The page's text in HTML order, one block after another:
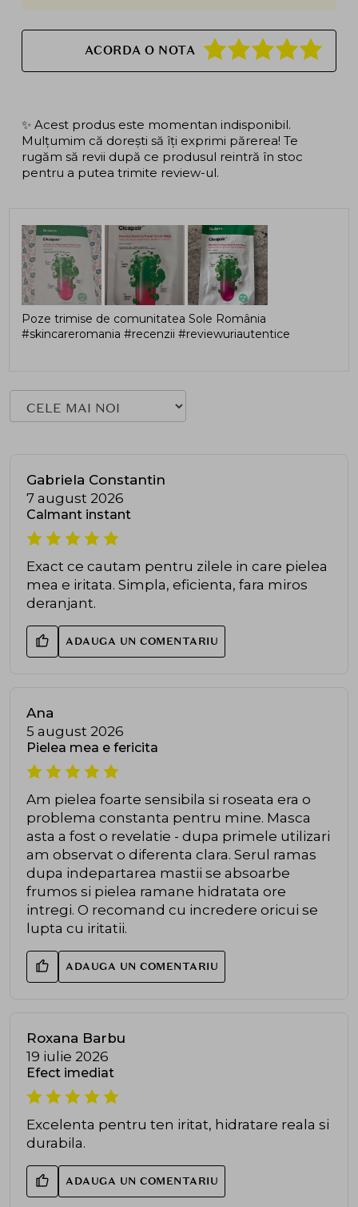
ACORDA O NOTA
✨ Acest produs este momentan indisponibil.
Mulțumim că dorești să îți exprimi părerea! Te
rugăm să revii după ce produsul reintră în stoc
pentru a putea trimite review-ul.
Poze trimise de comunitatea Sole România
#skincareromania #recenzii #reviewuriautentice
Gabriela Constantin
7 august 2026
Calmant instant
Exact ce cautam pentru zilele in care pielea
mea e iritata. Simpla, eficienta, fara miros
deranjant.
ADAUGA UN COMENTARIU
Ana
5 august 2026
Pielea mea e fericita
Am pielea foarte sensibila si roseata era o
problema constanta pentru mine. Masca
asta a fost o revelatie - dupa primele utilizari
am observat o diferenta clara. Serul ramas
dupa indepartarea mastii se absoarbe
frumos si pielea ramane hidratata ore
intregi. O recomand cu incredere oricui se
lupta cu iritatii.
ADAUGA UN COMENTARIU
Roxana Barbu
19 iulie 2026
Efect imediat
Excelenta pentru ten iritat, hidratare reala si
durabila.
ADAUGA UN COMENTARIU